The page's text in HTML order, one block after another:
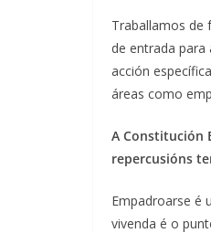
Traballamos de
de entrada
acción
áreas como
A Constitución
repercusións
Empadroarse é
vivenda é o